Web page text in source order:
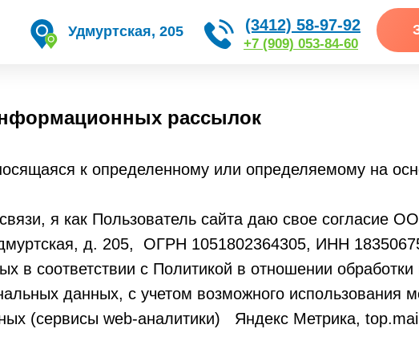
Удмуртская, 205
+7 (909) 053-84-60
(3412) 58-97-92
рассылок
к определенному или определяемому на
я как Пользователь сайта даю свое согласие
д. 205, ОГРН 1051802364305, ИНН
в соответствии с Политикой в отношении
данных, с учетом возможного использования
(сервисы web-аналитики) Яндекс Метрика,